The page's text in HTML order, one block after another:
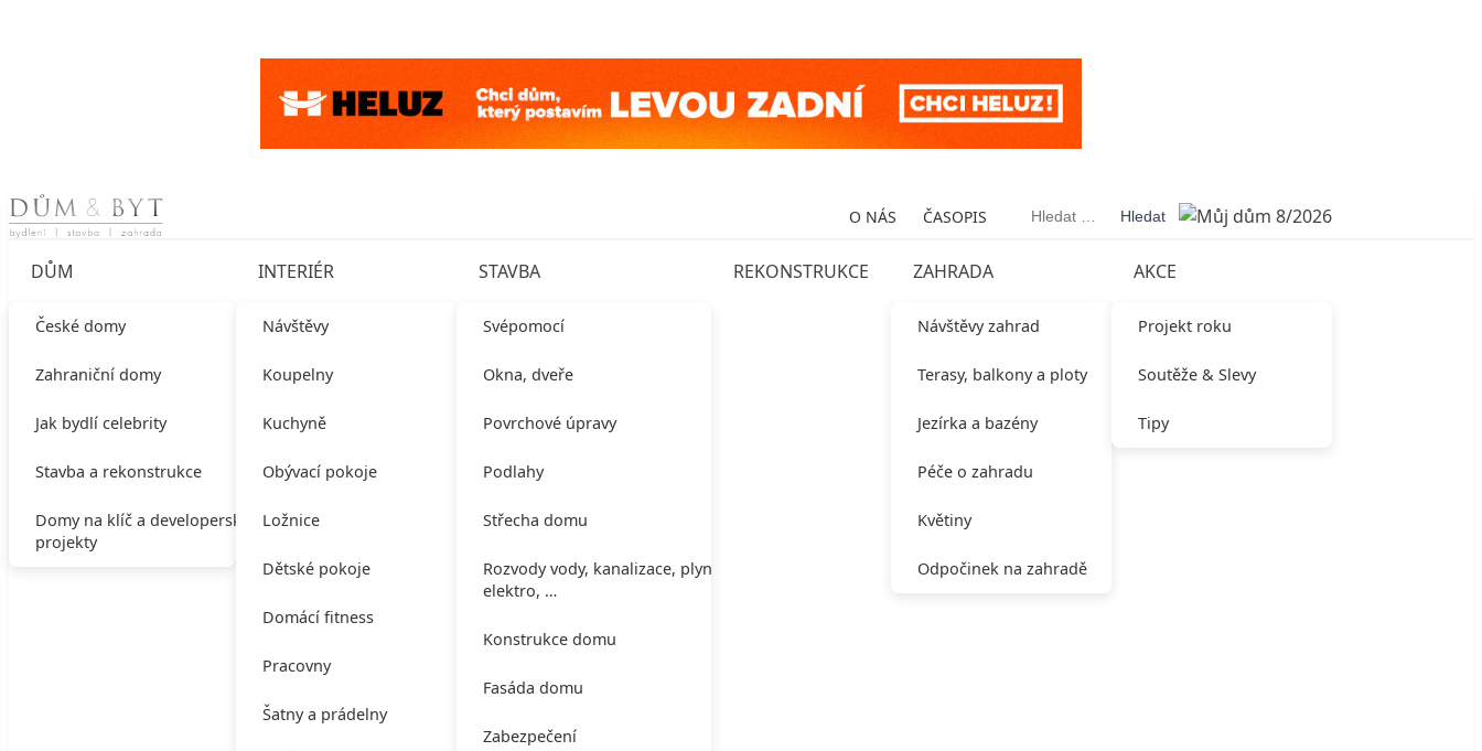
Skip to content O NÁS ČASOPIS Vyhledávání
DŮM
České domy
Zahraniční domy
Jak bydlí celebrity
Stavba a rekonstrukce
Domy na klíč a developerské
projekty
INTERIÉR
Návštěvy
Koupelny
Kuchyně
Obývací pokoje
Ložnice
Dětské pokoje
Domácí fitness
Pracovny
Šatny a prádelny
STAVBA
Svépomocí
Okna, dveře
Povrchové úpravy
Podlahy
Střecha domu
Rozvody vody, kanalizace, plynu,
elektro, …
Konstrukce domu
Fasáda domu
Zabezpečení
REKONSTRUKCE ZAHRADA
Návštěvy zahrad
Terasy, balkony a ploty
Jezírka a bazény
Péče o zahradu
Květiny
Odpočinek na zahradě
AKCE
Projekt roku
Soutěže & Slevy
Tipy